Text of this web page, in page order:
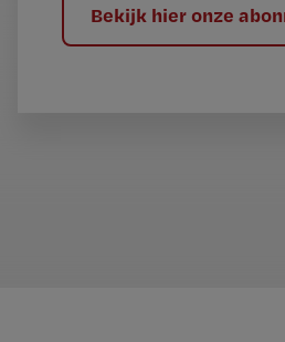
Bekijk hier onze